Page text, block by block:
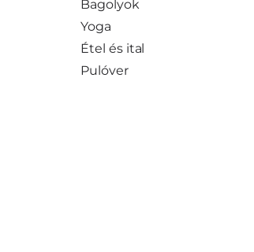
Bagolyok
Yoga
Étel és ital
Pulóver